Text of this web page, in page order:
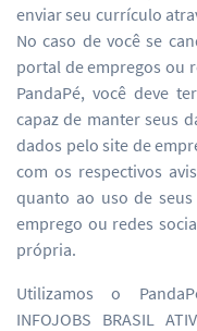
enviar seu currículo
No caso de você se
portal de empregos ou
PandaPé, você deve
capaz de manter seus
dados pelo site de
com os respectivos
quanto ao uso de
emprego ou redes
própria.
Utilizamos o
INFOJOBS BRASIL